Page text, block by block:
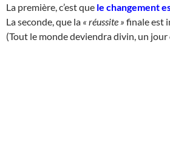
La première, c’est que le changement
La seconde, que la « réussite » finale est
(Tout le monde deviendra divin, un jour